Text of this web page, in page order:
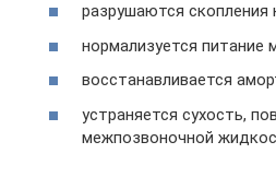
разрушаются скопления
нормализуется питание
восстанавливается
устраняется сухость,
межпозвоночной